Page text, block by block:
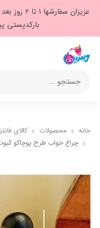
عزیزان
بارکدپستی
خانه محصولات کالای
چراغ خواب طرح پوچاکو